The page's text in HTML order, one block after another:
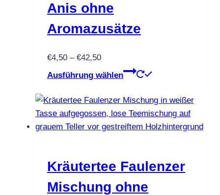
Anis ohne
Aromazusätze
€4,50 – €42,50Preisspanne:
€4,50
€42,50
Ausführung wählen
Dieses
weist
mehrere
Varianten
Optionen
können
Kräutertee Faulenzer
Mischung ohne